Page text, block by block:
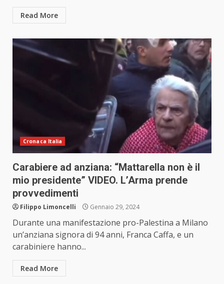
Read More
Cronaca Italia
Carabiere ad anziana: “Mattarella non è il
mio presidente” VIDEO. L’Arma prende
provvedimenti
Filippo Limoncelli Gennaio 29, 2024
Durante una manifestazione pro-Palestina a Milano
un’anziana signora di 94 anni, Franca Caffa, e un
carabiniere hanno...
Read More